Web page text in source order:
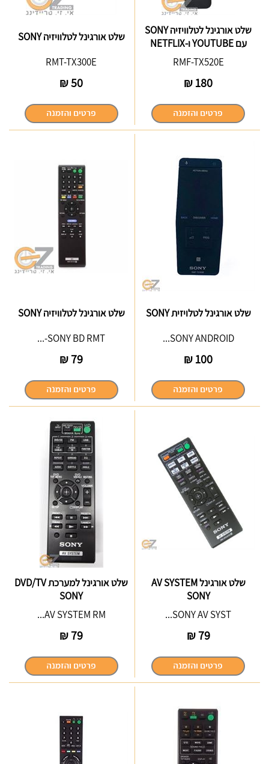
שלט אורגינל לטלוויזיה SONY
עם YOUTUBE ו-NETFLIX
RMF-TX520E
180
₪
שלט אורגינל לטלוויזיה SONY
RMT-TX300E
50
₪
שלט אורגינל לטלויזית SONY
SONY ANDROID...
100
₪
שלט אורגינל לטלוויזיה SONY
SONY BD RMT-...
79
₪
שלט אורגינל AV SYSTEM
SONY
SONY AV SYST...
79
₪
שלט אורגינל למערכת DVD/TV
SONY
AV SYSTEM RM...
79
₪